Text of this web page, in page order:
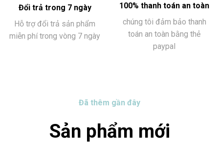
Đổi trả trong 7 ngày
Hỗ trợ đổi trả sản phẩm
miễn phí trong vòng 7 ngày
100% thanh toán an toàn
chúng tôi đảm bảo thanh
toán an toàn bằng thẻ
paypal
Đã thêm gần đây
Sản phẩm mới